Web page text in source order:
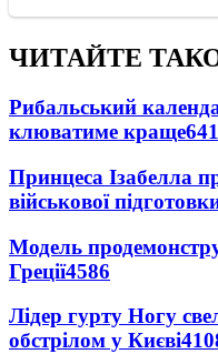
ЧИТАЙТЕ
Рибальський
клюватиме краще
Принцеса Ізабелла
військової
Модель
Греції4586
Лідер гурту Ногу
обстрілом у Києві